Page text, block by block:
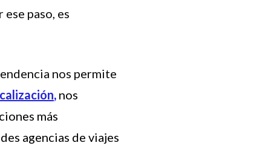
paso, es
nos permite
, nos
más
agencias de viajes